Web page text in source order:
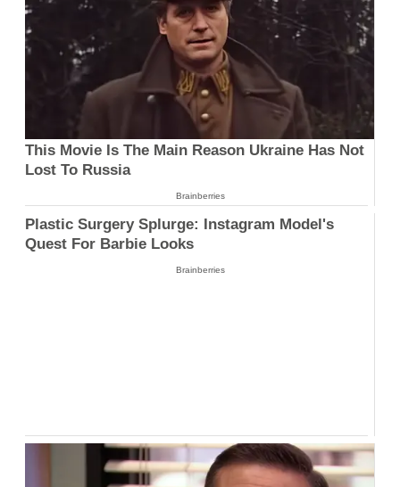
This Movie Is The Main Reason Ukraine Has Not
Lost To Russia
Brainberries
Plastic Surgery Splurge: Instagram Model's
Quest For Barbie Looks
Brainberries